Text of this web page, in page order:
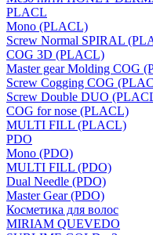
PLACL
Mono (PLACL)
Screw Normal SPIRAL
COG 3D (PLACL)
Master gear Molding COG
Screw Cogging COG
Screw Double DUO
COG for nose (PLACL)
MULTI FILL (PLACL)
PDO
Mono (PDO)
MULTI FILL (PDO)
Dual Needle (PDO)
Master Gear (PDO)
Косметика для волос
MIRIAM QUEVEDO